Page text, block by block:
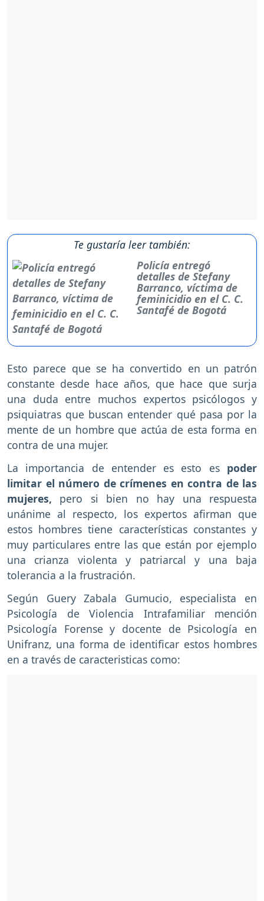
Te gustaría leer también:
Policía entregó
detalles de Stefany
Barranco, víctima de
feminicidio en el C. C.
Santafé de Bogotá
Esto parece que se ha convertido en un patrón
constante desde hace años, que hace que surja
una duda entre muchos expertos psicólogos y
psiquiatras que buscan entender qué pasa por la
mente de un hombre que actúa de esta forma en
contra de una mujer.
La importancia de entender es esto es poder
limitar el número de crímenes en contra de las
mujeres, pero si bien no hay una respuesta
unánime al respecto, los expertos afirman que
estos hombres tiene características constantes y
muy particulares entre las que están por ejemplo
una crianza violenta y patriarcal y una baja
tolerancia a la frustración.
Según Guery Zabala Gumucio, especialista en
Psicología de Violencia Intrafamiliar mención
Psicología Forense y docente de Psicología en
Unifranz, una forma de identificar estos hombres
en a través de caracteristicas como: